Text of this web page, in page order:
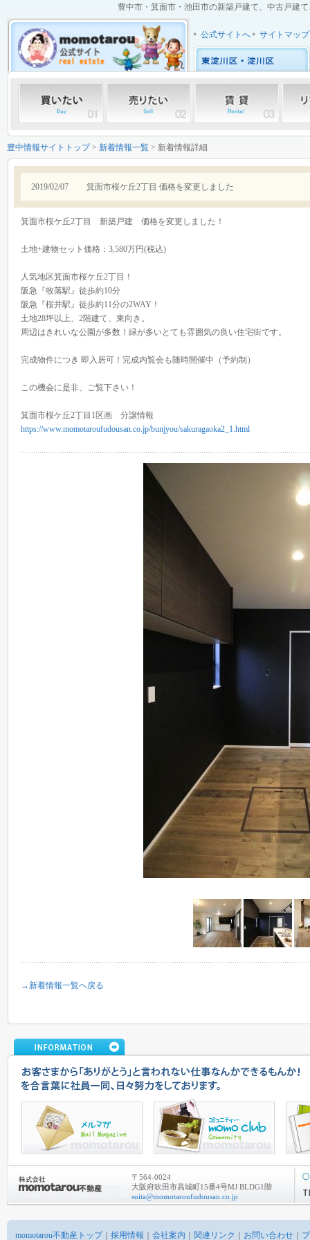
豊中市・箕面市・池田市の新築戸建て、中古戸建
公式サイトへ サイトマップ
豊中情報サイトトップ> 新着情報一覧 > 新着情報詳細
2019/02/07 箕面市桜ケ丘2丁目 価格を変更しました
箕面市桜ケ丘2丁目 新築戸建 価格を変更しました！
土地+建物セット価格：3,580万円(税込)
人気地区箕面市桜ケ丘2丁目！
阪急『牧落駅』徒歩約10分
阪急『桜井駅』徒歩約11分の2WAY！
土地28坪以上、2階建て、東向き。
周辺はきれいな公園が多数！緑が多いとても雰囲気の良い住宅街です。
完成物件につき 即入居可！完成内覧会も随時開催中（予約制）
この機会に是非、ご覧下さい！
箕面市桜ケ丘2丁目1区画 分譲情報
https://www.momotaroufudousan.co.jp/bunjyou/sakuragaoka2_1.html
→新着情報一覧へ戻る
〒564-0024
大阪府吹田市高城町15番4号MJ BLDG1階
suita@momotaroufudousan.co.jp
momotarou不動産トップ｜ 採用情報 会社案内 関連リンク お問い合わせ